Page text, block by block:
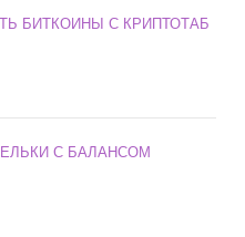
БИТКОИНЫ С КРИПТОТАБ
С БАЛАНСОМ